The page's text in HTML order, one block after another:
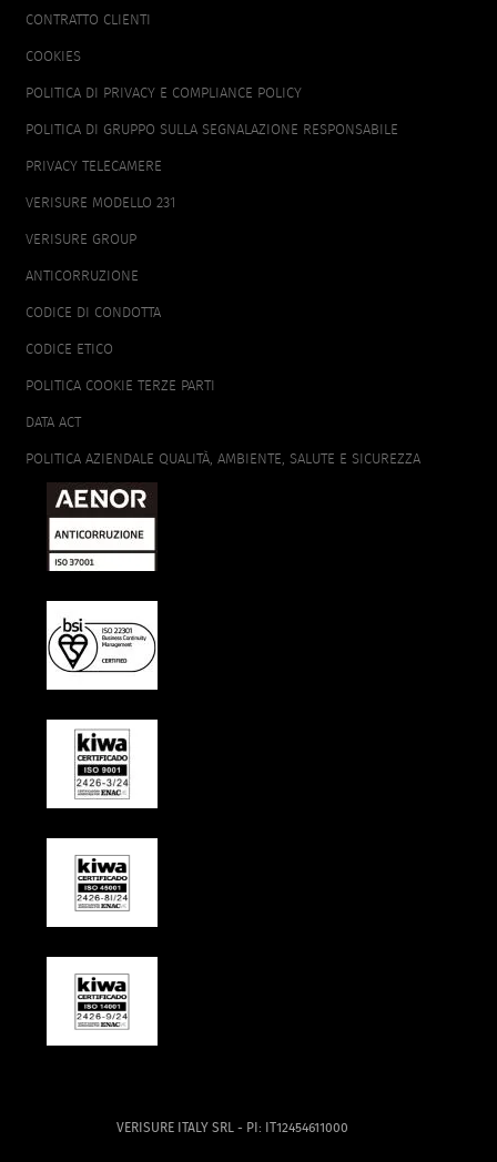
CONTRATTO CLIENTI
COOKIES
POLITICA DI PRIVACY E COMPLIANCE POLICY
POLITICA DI GRUPPO SULLA SEGNALAZIONE RESPONSABILE
PRIVACY TELECAMERE
VERISURE MODELLO 231
VERISURE GROUP
ANTICORRUZIONE
CODICE DI CONDOTTA
CODICE ETICO
POLITICA COOKIE TERZE PARTI
DATA ACT
POLITICA AZIENDALE QUALITÀ, AMBIENTE, SALUTE E SICUREZZA
VERISURE ITALY SRL - PI: IT12454611000